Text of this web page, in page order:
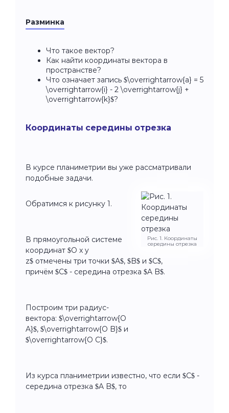
Разминка
Что такое вектор?
Как найти координаты вектора в
пространстве?
Что означает запись $\overrightarrow{a} = 5
\overrightarrow{i} - 2 \overrightarrow{j} +
\overrightarrow{k}$?
Координаты середины отрезка
В курсе планиметрии вы уже рассматривали
подобные задачи.
Рис. 1. Координаты
середины отрезка
Обратимся к рисунку 1.
В прямоугольной системе
координат $O x y
z$ отмечены три точки $A$, $B$ и $C$,
причём $C$ - середина отрезка $A B$.
Построим три радиус-
вектора: $\overrightarrow{O
A}$, $\overrightarrow{O B}$ и
$\overrightarrow{O C}$.
Из курса планиметрии известно, что если $C$ -
середина отрезка $A B$, то